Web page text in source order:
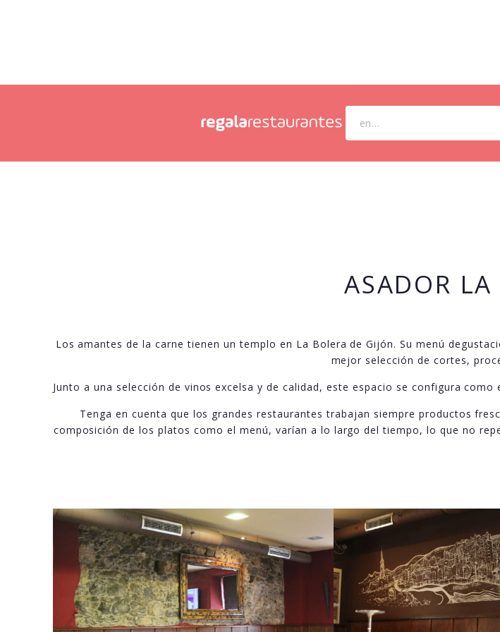
en...
ASADOR LA
Los amantes de la carne tienen un templo en La Bolera de Gijón. Su menú
mejor selección de cortes,
Junto a una selección de vinos excelsa y de calidad, este espacio se configura
Tenga en cuenta que los grandes restaurantes trabajan siempre productos
composición de los platos como el menú, varían a lo largo del tiempo, lo que no